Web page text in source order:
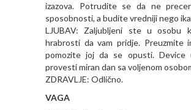
izazova. Potrudite se da ne
sposobnosti, a budite vredniji nego
LJUBAV: Zaljubljeni ste u osobu
hrabrosti da vam pridje. Preuzmite
pomozite joj da se opusti. Device
provesti miran dan sa voljenom
ZDRAVLJE: Odlično.
VAGA